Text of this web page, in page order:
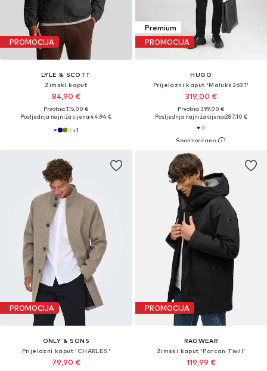
PROMOCIJA
LYLE & SCOTT
Zimski kaput
84,90 €
Prvotno: 115,00 €
Posljednja najniža cijena:44,94 €
+1
Premium
PROMOCIJA
HUGO
Prijelazni kaput 'Maluks2631'
319,00 €
Prvotno: 399,00 €
Posljednja najniža cijena:287,10 €
PROMOCIJA
ONLY & SONS
Prijelazni kaput 'CHARLES'
79,90 €
PROMOCIJA
RAGWEAR
Zimski kaput 'Parcan Twill'
119,99 €